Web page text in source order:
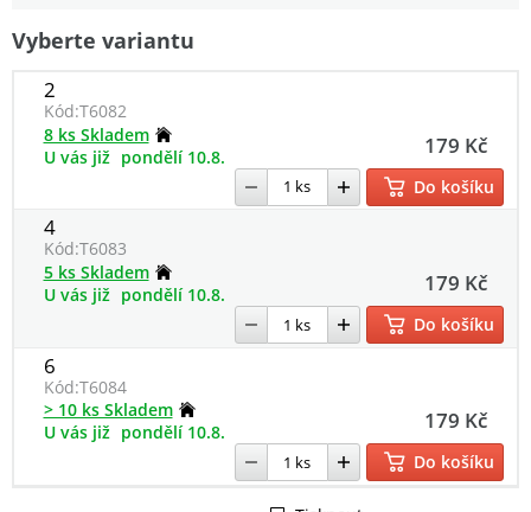
Vyberte variantu
2
Kód:T6082
179 Kč
8 ks Skladem
U vás již pondělí 10.8.
Do košíku
4
Kód:T6083
179 Kč
5 ks Skladem
U vás již pondělí 10.8.
Do košíku
6
Kód:T6084
179 Kč
> 10 ks Skladem
U vás již pondělí 10.8.
Do košíku